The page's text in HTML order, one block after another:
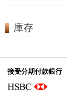
庫存
接受分期付款銀行